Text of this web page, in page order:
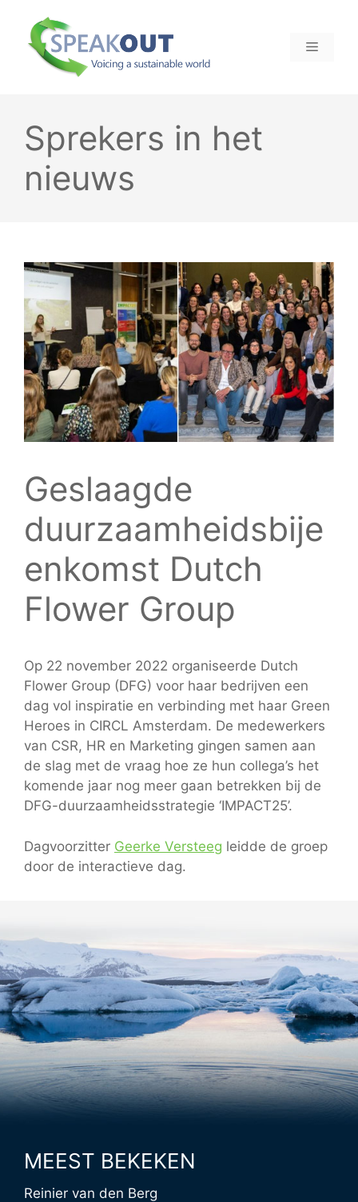
MENU
Sprekers in het
nieuws
Geslaagde
duurzaamheidsbije
enkomst Dutch
Flower Group
Op 22 november 2022 organiseerde Dutch
Flower Group (DFG) voor haar bedrijven een
dag vol inspiratie en verbinding met haar Green
Heroes in CIRCL Amsterdam. De medewerkers
van CSR, HR en Marketing gingen samen aan
de slag met de vraag hoe ze hun collega’s het
komende jaar nog meer gaan betrekken bij de
DFG-duurzaamheidsstrategie ‘IMPACT25’.
Dagvoorzitter Geerke Versteeg leidde de groep
door de interactieve dag.
MEEST BEKEKEN
Reinier van den Berg